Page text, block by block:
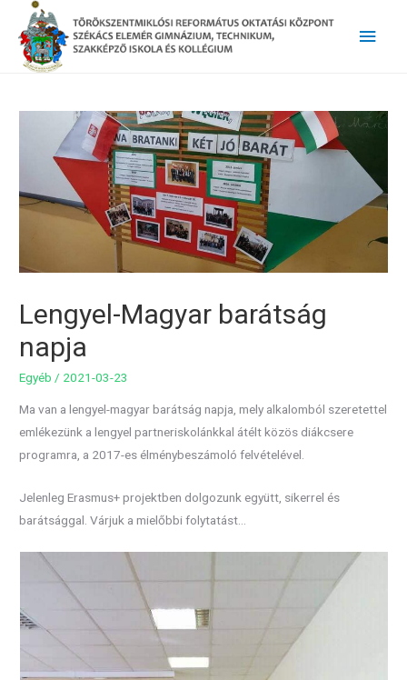
Main
Lengyel-Magyar barátság
napja
Egyéb / 2021-03-23
Ma van a lengyel-magyar barátság napja, mely alkalomból szeretettel
emlékezünk a lengyel partneriskolánkkal átélt közös diákcsere
programra, a 2017-es élménybeszámoló felvételével.
Jelenleg Erasmus+ projektben dolgozunk együtt, sikerrel és
barátsággal. Várjuk a mielőbbi folytatást…